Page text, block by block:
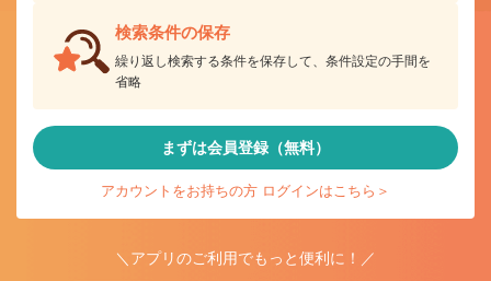
検索条件の保存
繰り返し検索する条件を保存して、条件設定の手間を
省略
まずは会員登録（無料）
アカウントをお持ちの方 ログインはこちら＞
＼アプリのご利用でもっと便利に！／